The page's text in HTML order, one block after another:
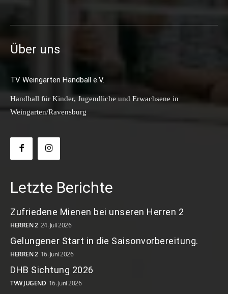
Über uns
TV Weingarten Handball e.V.
Handball für Kinder, Jugendliche und Erwachsene in
Weingarten/Ravensburg
Letzte Berichte
Zufriedene Mienen bei unseren Herren 2
HERREN 2 24. Juli 2026
Gelungener Start in die Saisonvorbereitung.
HERREN 2 16. Juni 2026
DHB Sichtung 2026
TVW JUGEND 16. Juni 2026